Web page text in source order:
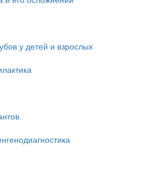
у детей и взрослых